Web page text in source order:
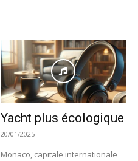
Yacht plus écologique
20/01/2025
Monaco, capitale internationale